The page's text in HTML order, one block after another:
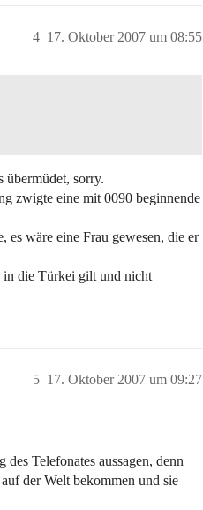
17. Oktober 2007 um 08:55
4
übermüdet, sorry.
zwigte eine mit 0090 beginnende
wäre eine Frau gewesen, die er
in die Türkei gilt und nicht
17. Oktober 2007 um 09:27
5
Telefonates aussagen, denn
der Welt bekommen und sie